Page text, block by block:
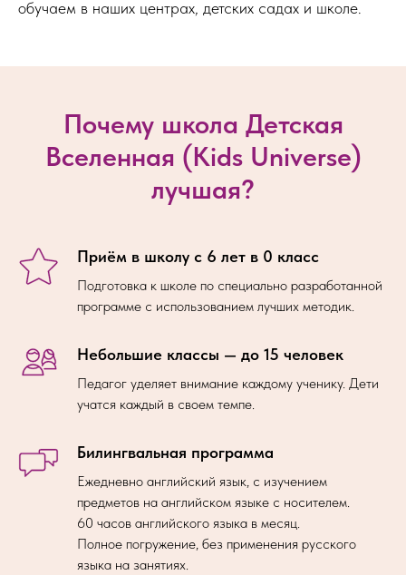
обучаем в наших центрах, детских садах и школе.
Почему школа Детская
Вселенная (Kids Universe)
лучшая?
Приём в школу с 6 лет в 0 класс
Подготовка к школе по специально разработанной
программе с использованием лучших методик.
Небольшие классы — до 15 человек
Педагог уделяет внимание каждому ученику. Дети
учатся каждый в своем темпе.
Билингвальная программа
Ежедневно английский язык, с изучением
предметов на английском языке с носителем.
60 часов английского языка в месяц.
Полное погружение, без применения русского
языка на занятиях.